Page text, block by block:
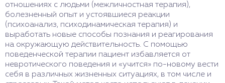
отношениях с людьми (межличностная терапия),
болезненный опыт и устоявшиеся реакции
(психоанализ, психодинамическая терапия) и
выработать новые способы познания и реагирования
на окружающую действительность. С помощью
поведенческой терапии пациент избавляется от
невротического поведения и «учится» по-новому вести
себя в различных жизненных ситуациях, в том числе и